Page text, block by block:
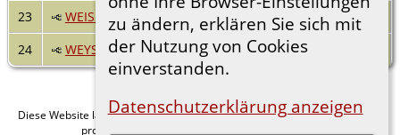
zu ändern, erklären Sie sich mit
der Nutzung von Cookies
einverstanden.
Datenschutzerklärung anzeigen
23
WEISSER, Gallus
24
WEYSSER, Gallus Friedrich
Diese Website läuft mitThe Next Generation of Genealogy Sitebuildingv. 15.0.1,
programmiert von Darrin Lythgoe © 2001-2026.